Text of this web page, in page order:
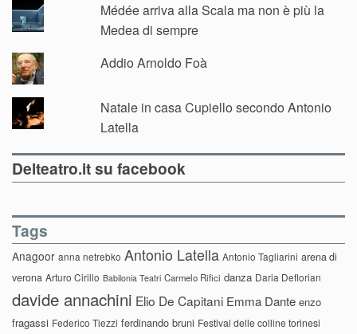
Médée arriva alla Scala ma non è più la
Medea di sempre
Addio Arnoldo Foà
Natale in casa Cupiello secondo Antonio
Latella
Delteatro.it su facebook
Tags
Anagoor anna netrebko Antonio Latella Antonio Tagliarini arena di
verona Arturo Cirillo Babilonia Teatri Carmelo Rifici danza Daria Deflorian
davide annachini Elio De Capitani Emma Dante enzo
fragassi Federico Tiezzi ferdinando bruni Festival delle colline torinesi